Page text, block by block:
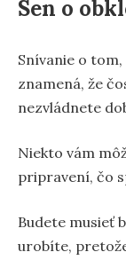
Sen o
Snívanie o
znamená, že
nezvládnete
Niekto vám
pripravení, čo
Budete musieť
urobíte,